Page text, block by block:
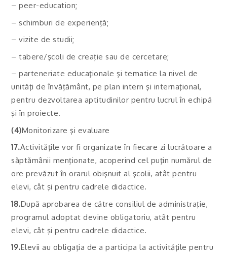
– peer-education;
– schimburi de experienţă;
– vizite de studii;
– tabere/şcoli de creaţie sau de cercetare;
– parteneriate educaţionale şi tematice la nivel de
unităţi de învăţământ, pe plan intern şi internaţional,
pentru dezvoltarea aptitudinilor pentru lucrul în echipă
şi în proiecte.
(4)Monitorizare şi evaluare
17.Activităţile vor fi organizate în fiecare zi lucrătoare a
săptămânii menţionate, acoperind cel puţin numărul de
ore prevăzut în orarul obişnuit al şcolii, atât pentru
elevi, cât şi pentru cadrele didactice.
18.După aprobarea de către consiliul de administraţie,
programul adoptat devine obligatoriu, atât pentru
elevi, cât şi pentru cadrele didactice.
19.Elevii au obligaţia de a participa la activităţile pentru